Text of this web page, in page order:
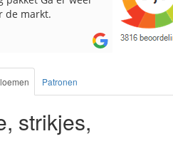
de markt.
besteld,
Patronen
strikjes,